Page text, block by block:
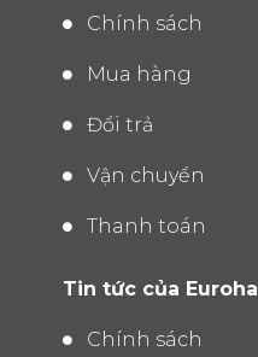
Chính sách
Mua hàng
Đổi trả
Vận chuyển
Thanh toán
Tin tức của Euroha
Chính sách